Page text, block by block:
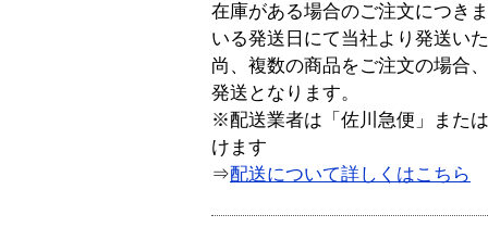
在庫がある場合のご注文につき
いる発送日にて当社より発送い
尚、複数の商品をご注文の場合
発送となります。
※配送業者は「佐川急便」また
けます
⇒配送について詳しくはこちら